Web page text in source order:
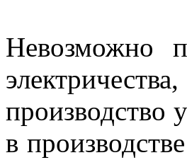
Невозможно
производство
в